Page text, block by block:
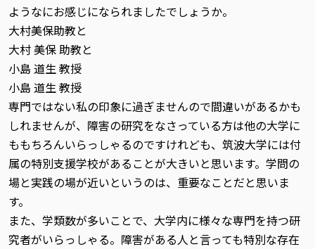
ようなにお感じになられましたでしょうか。
大村美保助教と
大村 美保 助教と
小島 道生 教授
小島 道生 教授
専門ではない私の印象に過ぎませんので間違いがあるかも
しれませんが、障害の研究をなさっている方は他の大学に
ももちろんいらっしゃるのですけれども、筑波大学には付
属の特別支援学校があることが大きいと思います。学問の
場と実践の場が近いというのは、重要なことだと思いま
す。
また、学類数が多いことで、大学内に様々な専門を持つ研
究者がいらっしゃる。障害がある人と言っても特別な存在